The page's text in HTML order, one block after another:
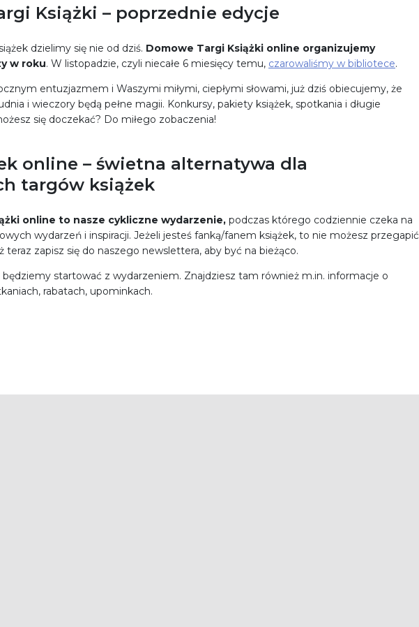
Książki – poprzednie edycje
dzielimy się nie od dziś. Domowe Targi Książki online organizujemy
w roku. W listopadzie, czyli niecałe 6 miesięcy temu, czarowaliśmy w bibliotece.
entuzjazmem i Waszymi miłymi, ciepłymi słowami, już dziś obiecujemy, że
i wieczory będą pełne magii. Konkursy, pakiety książek, spotkania i długie
się doczekać? Do miłego zobaczenia!
online – świetna alternatywa dla
targów książek
online to nasze cykliczne wydarzenie, podczas którego codziennie czeka na
wydarzeń i inspiracji. Jeżeli jesteś fanką/fanem książek, to nie możesz przegapić
teraz zapisz się do naszego newslettera, aby być na bieżąco.
będziemy startować z wydarzeniem. Znajdziesz tam również m.in. informacje o
rabatach, upominkach.